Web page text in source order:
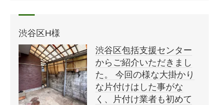
渋谷区H様
渋谷区包括支援センター
からご紹介いただきまし
た。 今回の様な大掛かり
な片付けはした事がな
く、片付け業者も初めて